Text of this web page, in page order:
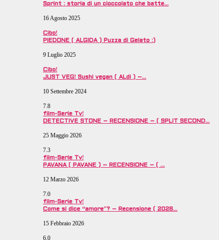
Sprint : storia di un cioccolato che batte…
16 Agosto 2025
Cibo!
PIEDONE ( ALGIDA ) Puzza di Gelato :)
9 Luglio 2025
Cibo!
JUST VEG! Sushi vegan ( ALdi ) –…
10 Settembre 2024
7.8
film-Serie Tv!
DETECTIVE STONE – RECENSIONE – ( SPLIT SECOND…
25 Maggio 2026
7.3
film-Serie Tv!
PAVANA ( PAVANE ) – RECENSIONE – ( …
12 Marzo 2026
7.0
film-Serie Tv!
Come si dice “amore”? – Recensione ( 2026…
15 Febbraio 2026
6.0